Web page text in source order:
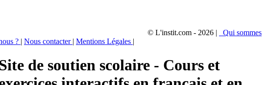
© L'instit.com - 2026 |
Qui sommes
? | Nous contacter | Mentions Légales |
de soutien scolaire - Cours et